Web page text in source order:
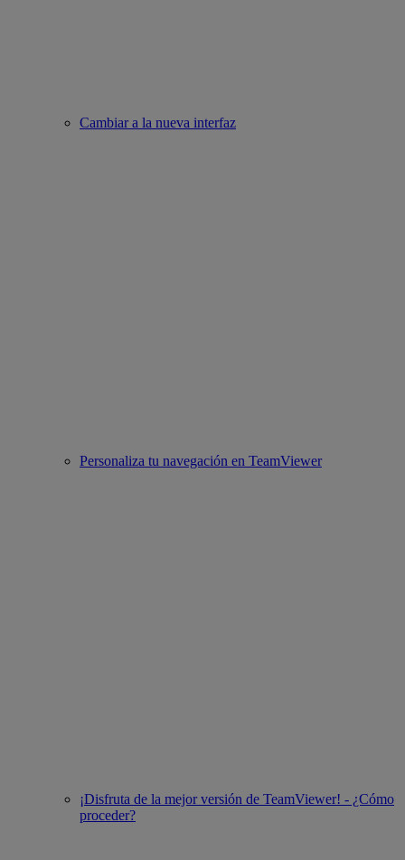
Cambiar a la nueva interfaz
Personaliza tu navegación en TeamViewer
¡Disfruta de la mejor versión de TeamViewer! - ¿Cómo
proceder?